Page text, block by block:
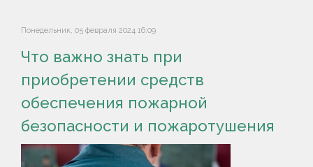
Понедельник, 05 февраля 2024 16:09
Что важно знать при
приобретении средств
обеспечения пожарной
безопасности и пожаротушения